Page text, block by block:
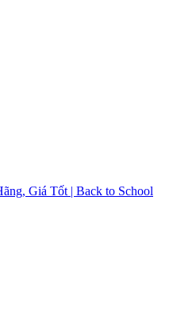
Giá Tốt | Back to School